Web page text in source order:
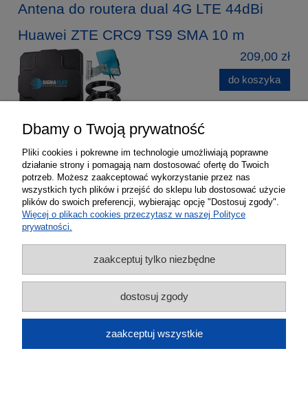
Antena do routera dual 4G LTE 44dBi
Huawei ZTE CRC9 TS9 SMA 10 m
209,00 zł
do koszyka
Antena kierunkowa 23 dBi do routera
modemu 3G GSM 4G LTE 5G 10 m
do koszyka
Dbamy o Twoją prywatność
Pliki cookies i pokrewne im technologie umożliwiają poprawne
działanie strony i pomagają nam dostosować ofertę do Twoich
potrzeb. Możesz zaakceptować wykorzystanie przez nas
wszystkich tych plików i przejść do sklepu lub dostosować użycie
plików do swoich preferencji, wybierając opcję "Dostosuj zgody".
Więcej o plikach cookies przeczytasz w naszej Polityce
prywatności.
zaakceptuj tylko niezbędne
dostosuj zgody
zaakceptuj wszystkie